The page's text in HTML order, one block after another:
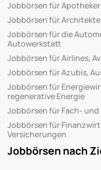
Jobbörsen für Apotheker
Jobbörsen für
Jobbörsen für die
Autowerkstatt
Jobbörsen für Airlines,
Jobbörsen für Azubis,
Jobbörsen für
regenerative Energie
Jobbörsen für Fach-
Jobbörsen für
Versicherungen
Jobbörsen nach